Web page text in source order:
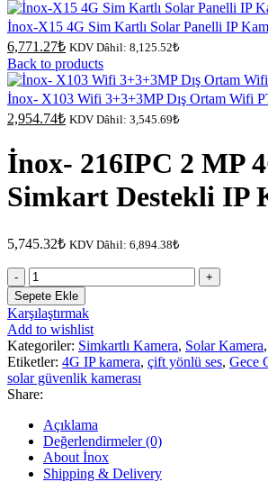
İnox-X15 4G Sim Kartlı Solar Panelli IP
6,771.27₺Şu
andaki
fiyat:
6,771.27₺.
KDV Dâhil: 8,125.52₺
Back to products
İnox- X103 Wifi 3+3+3MP Dış Ortam Wifi
Orijinal
2,995.77₺.
2,954.74₺Şu
2,954.74₺.
KDV Dâhil: 3,545.69₺
İnox- 216IPC 2 MP
Simkart Destekli IP
5,745.32₺ KDV Dâhil: 6,894.38₺
İnox-
216IPC
2
MP
4G
Solarlı
Simkart
Destekli
IP
Kamera
adet
Sepete Ekle
Karşılaştırmak
Add to wishlist
Kategoriler: Simkartlı Kamera, Solar Kamera,
Etiketler: 4G IP kamera, çift yönlü ses, Gece
solar güvenlik kamerası
Share:
Açıklama
Değerlendirmeler (0)
About İnox
Shipping & Delivery